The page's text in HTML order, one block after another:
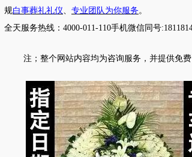
规白事葬礼礼仪 专业团队为你服务 。
全天服务热线 ： 4000-011-110手机微信同号
注； 整个网站内容均为咨询服务，并提供免